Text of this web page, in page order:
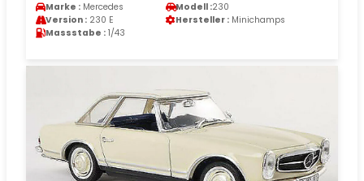
Marke : Mercedes Modell :230
Version : 230 E Hersteller : Minichamps
Massstabe : 1/43